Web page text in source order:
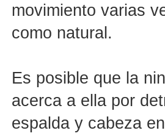
movimiento varias
como natural.
Es posible que la
acerca a ella por
espalda y cabeza